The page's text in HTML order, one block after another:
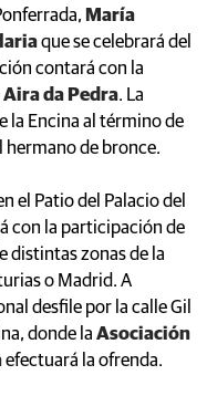
María
que se celebrará del
contará con la
Aira da Pedra. La
la Encina al término de
hermano de bronce.
el Patio del Palacio del
con la participación de
distintas zonas de la
o Madrid. A
desfile por la calle Gil
donde la Asociación
efectuará la ofrenda.